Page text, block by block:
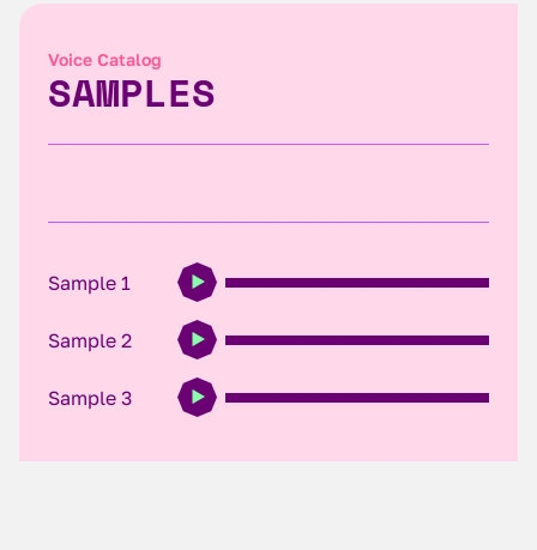
Voice Catalog
SAMPLES
Sample 1
Sample 2
Sample 3